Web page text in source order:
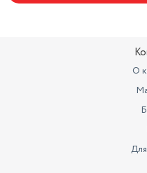
О